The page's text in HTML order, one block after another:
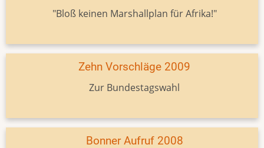
"Bloß keinen Marshallplan für Afrika!"
Zehn Vorschläge 2009
Zur Bundestagswahl
Bonner Aufruf 2008